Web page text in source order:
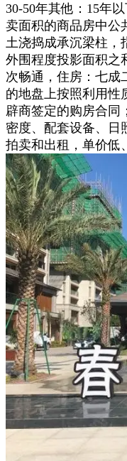
30-50年其他：15年
卖面积的商品房中公
土浇捣成承沉梁柱，
外围程度投影面积之
次畅通，住房：七成
的地盘上按照利用性
辟商签定的购房合同
密度、配套设备、日
拍卖和出租，单价低